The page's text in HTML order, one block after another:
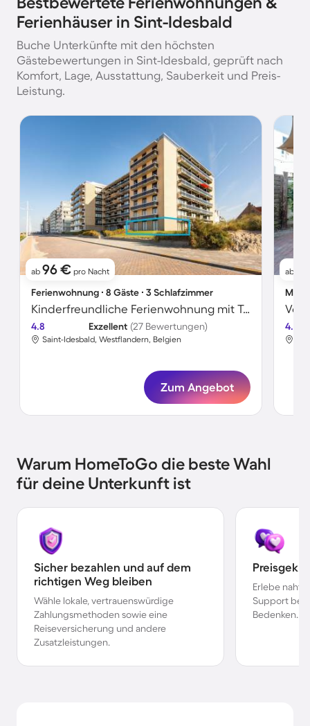
Ferienhäuser in Sint-Idesbald
Buche Unterkünfte mit den höchsten
Gästebewertungen in Sint-Idesbald, geprüft nach
Komfort, Lage, Ausstattung, Sauberkeit und Preis-
Leistung.
ab 96 € pro Nacht
Ferienwohnung ∙ 8 Gäste ∙ 3 Schlafzimmer
Kinderfreundliche Ferienwohnung mit Terrasse, Grill und Garten | Neben dem Strand
4.8 Exzellent (27 Bewertungen)
Saint-Idesbald, Westflandern, Belgien
Zum Angebot
ab
4.6
Warum HomeToGo die beste Wahl
für deine Unterkunft ist
Sicher bezahlen und auf dem
richtigen Weg bleiben
Wähle lokale, vertrauenswürdige
Zahlungsmethoden sowie eine
Reiseversicherung und andere
Zusatzleistungen.
Erlebe
Support bei
Bedenken.